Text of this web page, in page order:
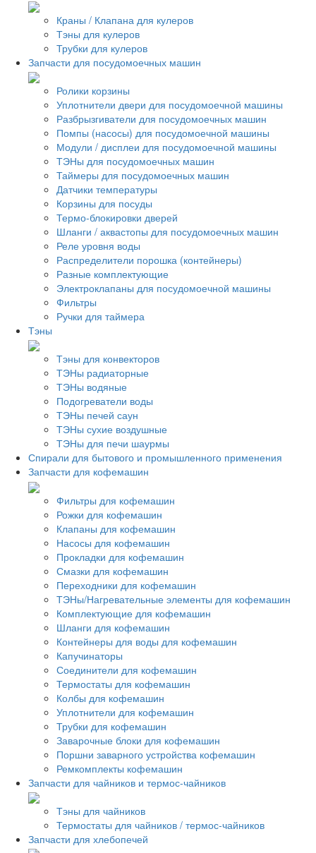
Краны / Клапана для кулеров
Тэны для кулеров
Трубки для кулеров
Запчасти для посудомоечных машин
Ролики корзины
Уплотнители двери для посудомоечной машины
Разбрызгиватели для посудомоечных машин
Помпы (насосы) для посудомоечной машины
Модули / дисплеи для посудомоечной машины
ТЭНы для посудомоечных машин
Таймеры для посудомоечных машин
Датчики температуры
Корзины для посуды
Термо-блокировки дверей
Шланги / аквастопы для посудомоечных машин
Реле уровня воды
Распределители порошка (контейнеры)
Разные комплектующие
Электроклапаны для посудомоечной машины
Фильтры
Ручки для таймера
Тэны
Тэны для конвекторов
ТЭНы радиаторные
ТЭНы водяные
Подогреватели воды
ТЭНы печей саун
ТЭНы сухие воздушные
ТЭНы для печи шаурмы
Спирали для бытового и промышленного применения
Запчасти для кофемашин
Фильтры для кофемашин
Рожки для кофемашин
Клапаны для кофемашин
Насосы для кофемашин
Прокладки для кофемашин
Смазки для кофемашин
Переходники для кофемашин
ТЭНы/Нагревательные элементы для кофемашин
Комплектующие для кофемашин
Шланги для кофемашин
Контейнеры для воды для кофемашин
Капучинаторы
Соединители для кофемашин
Термостаты для кофемашин
Колбы для кофемашин
Уплотнители для кофемашин
Трубки для кофемашин
Заварочные блоки для кофемашин
Поршни заварного устройства кофемашин
Ремкомплекты кофемашин
Запчасти для чайников и термос-чайников
Тэны для чайников
Термостаты для чайников / термос-чайников
Запчасти для хлебопечей